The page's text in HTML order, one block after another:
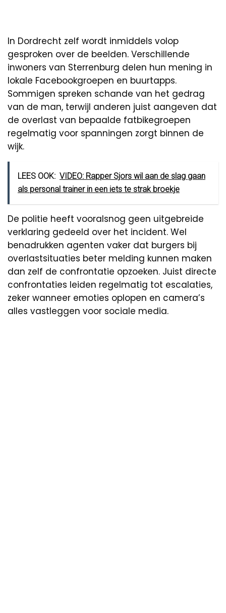
In Dordrecht zelf wordt inmiddels volop
gesproken over de beelden. Verschillende
inwoners van Sterrenburg delen hun mening in
lokale Facebookgroepen en buurtapps.
Sommigen spreken schande van het gedrag
van de man, terwijl anderen juist aangeven dat
de overlast van bepaalde fatbikegroepen
regelmatig voor spanningen zorgt binnen de
wijk.
LEES OOK: VIDEO: Rapper Sjors wil aan de slag gaan
als personal trainer in een iets te strak broekje
De politie heeft vooralsnog geen uitgebreide
verklaring gedeeld over het incident. Wel
benadrukken agenten vaker dat burgers bij
overlastsituaties beter melding kunnen maken
dan zelf de confrontatie opzoeken. Juist directe
confrontaties leiden regelmatig tot escalaties,
zeker wanneer emoties oplopen en camera’s
alles vastleggen voor sociale media.